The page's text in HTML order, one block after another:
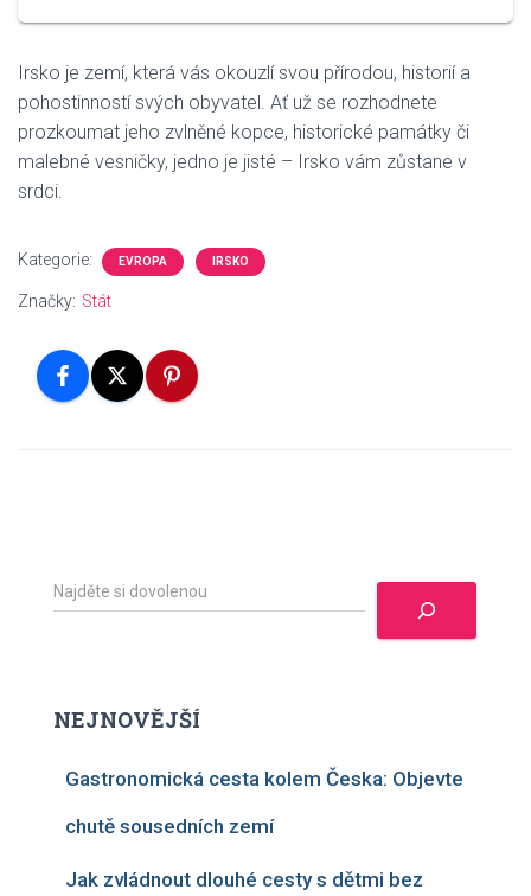
Irsko je zemí, která vás okouzlí svou přírodou, historií a
pohostinností svých obyvatel. Ať už se rozhodnete
prozkoumat jeho zvlněné kopce, historické památky či
malebné vesničky, jedno je jisté – Irsko vám zůstane v
srdci.
Kategorie: EVROPA IRSKO
Značky: Stát
H
l
tNEJNOVĚJŠÍ
Gastronomická cesta kolem Česka: Objevte
chutě sousedních zemí
Jak zvládnout dlouhé cesty s dětmi bez